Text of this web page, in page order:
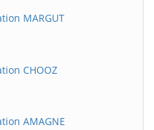
MARGUT
CHOOZ
AMAGNE